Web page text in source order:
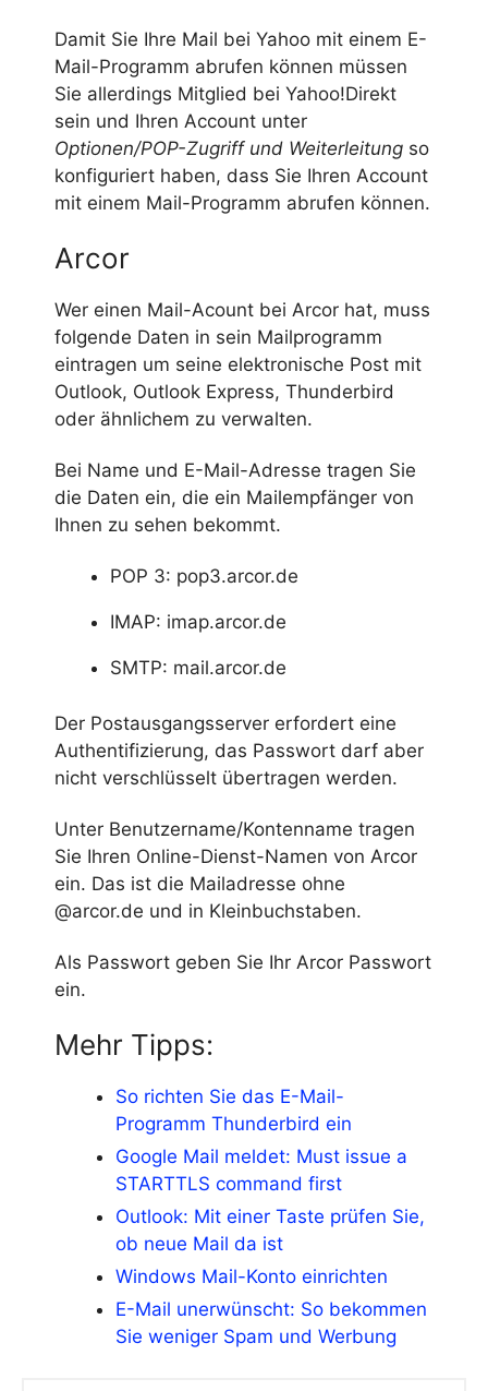
Damit Sie Ihre Mail bei Yahoo mit einem E-
Mail-Programm abrufen können müssen
Sie allerdings Mitglied bei Yahoo!Direkt
sein und Ihren Account unter
Optionen/POP-Zugriff und Weiterleitung so
konfiguriert haben, dass Sie Ihren Account
mit einem Mail-Programm abrufen können.
Arcor
Wer einen Mail-Acount bei Arcor hat, muss
folgende Daten in sein Mailprogramm
eintragen um seine elektronische Post mit
Outlook, Outlook Express, Thunderbird
oder ähnlichem zu verwalten.
Bei Name und E-Mail-Adresse tragen Sie
die Daten ein, die ein Mailempfänger von
Ihnen zu sehen bekommt.
POP 3: pop3.arcor.de
IMAP: imap.arcor.de
SMTP: mail.arcor.de
Der Postausgangsserver erfordert eine
Authentifizierung, das Passwort darf aber
nicht verschlüsselt übertragen werden.
Unter Benutzername/Kontenname tragen
Sie Ihren Online-Dienst-Namen von Arcor
ein. Das ist die Mailadresse ohne
@arcor.de und in Kleinbuchstaben.
Als Passwort geben Sie Ihr Arcor Passwort
ein.
Mehr Tipps:
So richten Sie das E-Mail-
Programm Thunderbird ein
Google Mail meldet: Must issue a
STARTTLS command first
Outlook: Mit einer Taste prüfen Sie,
ob neue Mail da ist
Windows Mail-Konto einrichten
E-Mail unerwünscht: So bekommen
Sie weniger Spam und Werbung